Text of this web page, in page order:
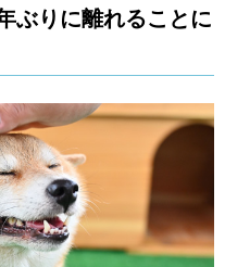
りに離れることに